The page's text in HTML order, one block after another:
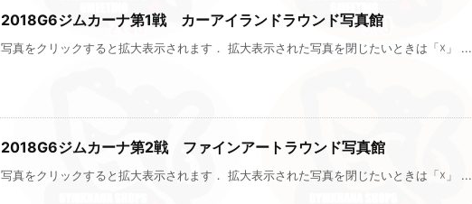
2018G6ジムカーナ第1戦 カーアイランドラウンド写真館
写真をクリックすると拡大表示されます． 拡大表示された写真を閉じたいときは「☓」 ...
2018G6ジムカーナ第2戦 ファインアートラウンド写真館
写真をクリックすると拡大表示されます． 拡大表示された写真を閉じたいときは「☓」 ...